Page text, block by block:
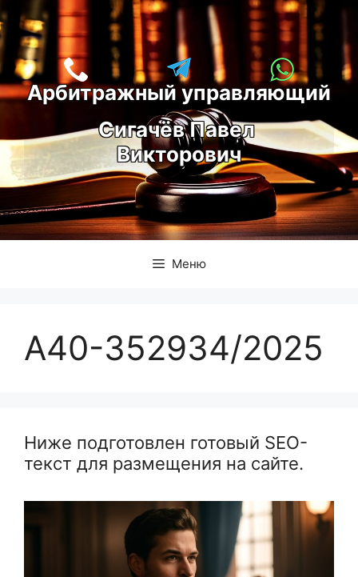
Перейти
к
содержимому
Арбитражный управляющий
Сигачёв Павел
Викторович
Меню
А40-352934/2025
Ниже подготовлен готовый SEO-
текст для размещения на сайте.